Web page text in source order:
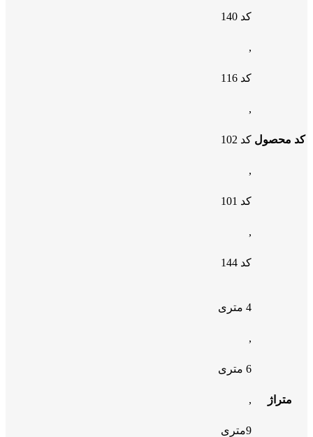
کد محصول
کد 140
,
کد 116
,
کد 102
,
کد 101
,
کد 144
متراژ
4 متری
,
6 متری
,
9متری